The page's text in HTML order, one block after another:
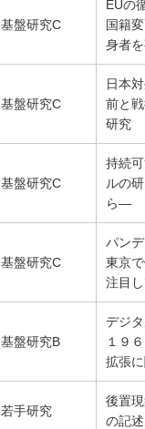
基盤研究C
EUの
国籍
身者
基盤研究C
日本
前と
研究
基盤研究C
持続
ルの
ら―
基盤研究C
パン
東京
注目
基盤研究B
デジ
１９
拡張
若手研究
後置
の記